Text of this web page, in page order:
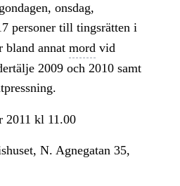
onsdag,
personer till tingsrätten i
bland annat mord vid
2009 och 2010 samt
2011 kl 11.00
N. Agnegatan 35,